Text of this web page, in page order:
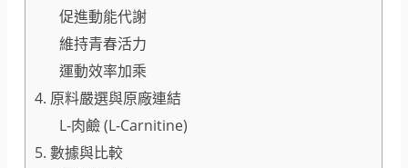
促進動能代謝
維持青春活力
運動效率加乘
4. 原料嚴選與原廠連結
L-肉鹼 (L-Carnitine)
5. 數據與比較